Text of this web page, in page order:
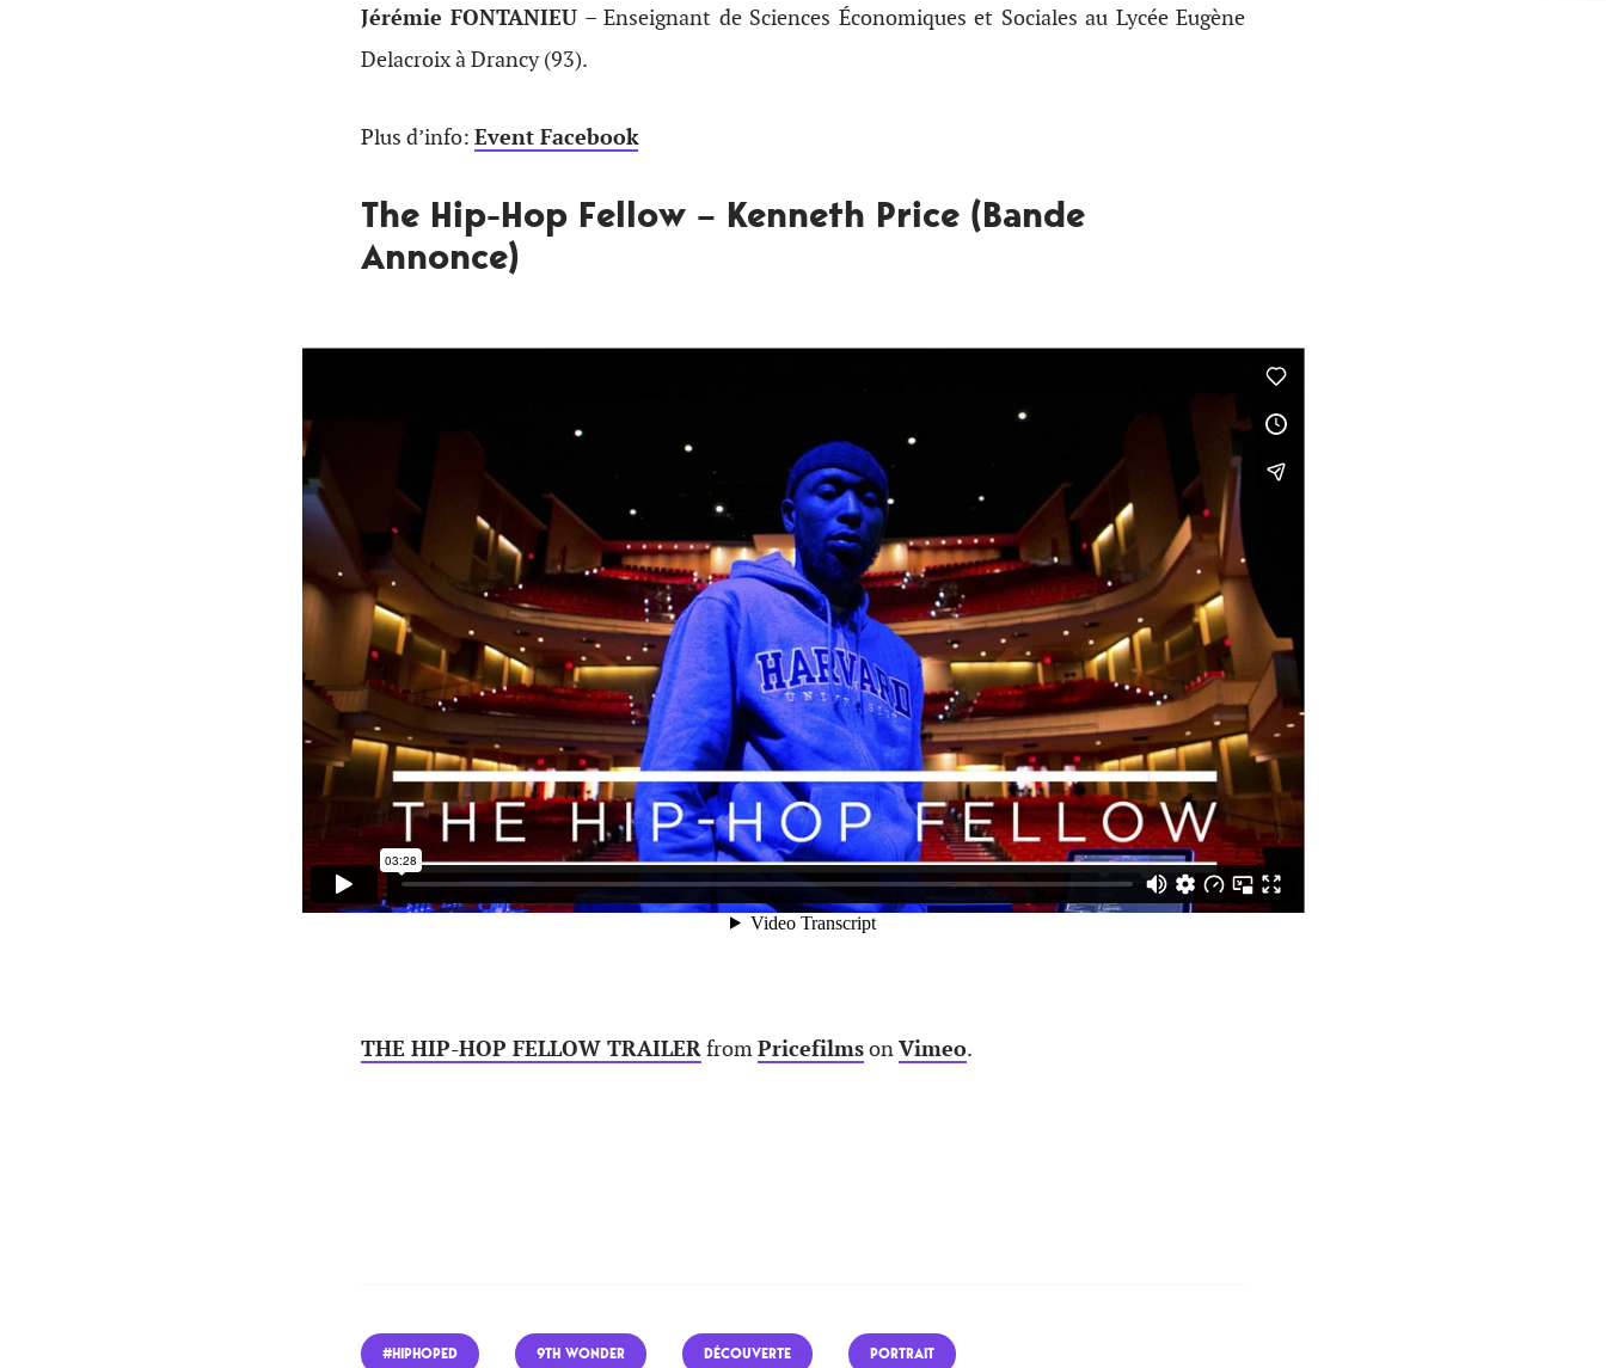
Jérémie FONTANIEU – Enseignant de Sciences Économiques et Sociales au Lycée Eugène
Delacroix à Drancy (93).
Plus d’info: Event Facebook
The Hip-Hop Fellow – Kenneth Price (Bande
Annonce)
THE HIP-HOP FELLOW TRAILERfromPricefilmsonVimeo.
#HIPHOPED 9TH WONDER DÉCOUVERTE PORTRAIT